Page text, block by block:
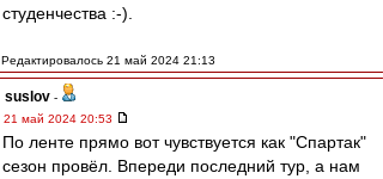
студенчества :-).
Редактировалось 21 май 2024 21:13
suslov -
21 май 2024 20:53
По ленте прямо вот чувствуется как "Спартак"
сезон провёл. Впереди последний тур, а нам